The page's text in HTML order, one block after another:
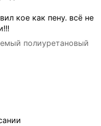
кое как пену. всё не
полиуретановый